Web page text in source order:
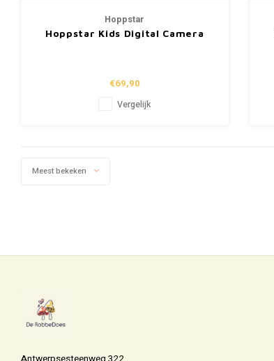
Hoppstar
Hoppstar Kids Digital Camera
€69,90
Vergelijk
Meest bekeken